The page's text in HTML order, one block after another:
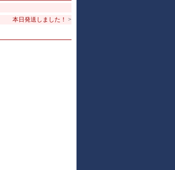
本日発送しました！ >